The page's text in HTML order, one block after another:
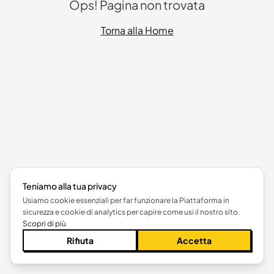
Ops! Pagina non trovata
Torna alla Home
Teniamo alla tua privacy
Usiamo cookie essenziali per far funzionare la Piattaforma in
sicurezza e cookie di analytics per capire come usi il nostro sito.
Scopri di più
Rifiuta Accetta